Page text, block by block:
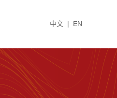
中文 | EN